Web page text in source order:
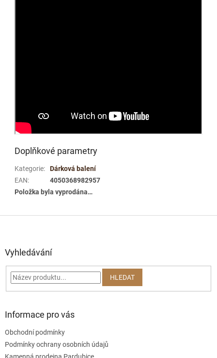
Doplňkové parametry
Kategorie:
Dárková balení
EAN:
4050368982957
Položka byla vyprodána…
Vyhledávání
HLEDAT
Informace pro vás
Obchodní podmínky
Podmínky ochrany osobních údajů